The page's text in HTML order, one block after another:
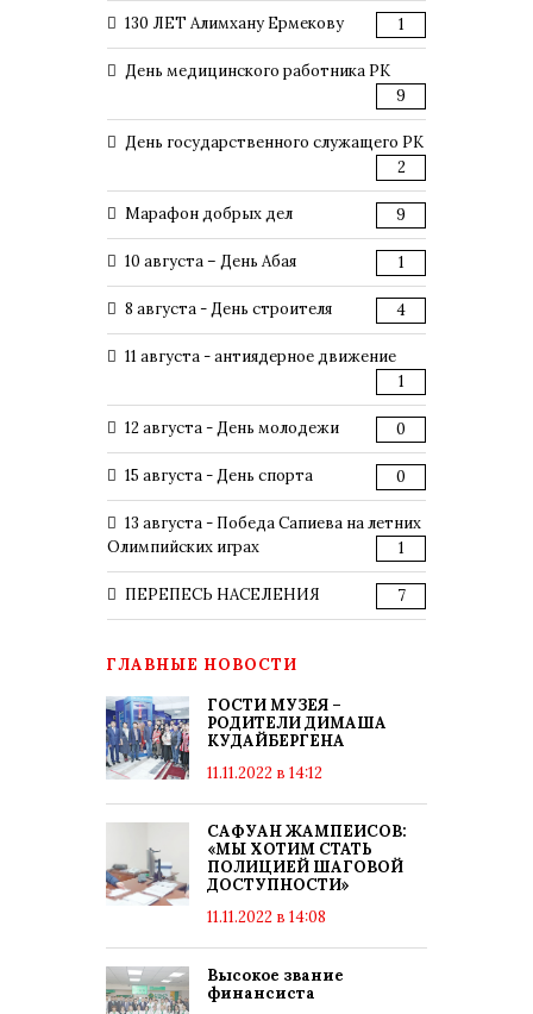
130 ЛЕТ Алимхану Ермекову 1
День медицинского работника РК
9
День государственного служащего РК
2
Марафон добрых дел 9
10 августа – День Абая 1
8 августа - День строителя 4
11 августа - антиядерное движение
1
12 августа - День молодежи 0
15 августа - День спорта 0
13 августа - Победа Сапиева на летних
Олимпийских играх
1
ПЕРЕПЕСЬ НАСЕЛЕНИЯ 7
ГЛАВНЫЕ НОВОСТИ
ГОСТИ МУЗЕЯ –
РОДИТЕЛИ ДИМАША
КУДАЙБЕРГЕНА
11.11.2022 в 14:12
САФУАН ЖАМПЕИСОВ:
«МЫ ХОТИМ СТАТЬ
ПОЛИЦИЕЙ ШАГОВОЙ
ДОСТУПНОСТИ»
11.11.2022 в 14:08
Высокое звание
финансиста